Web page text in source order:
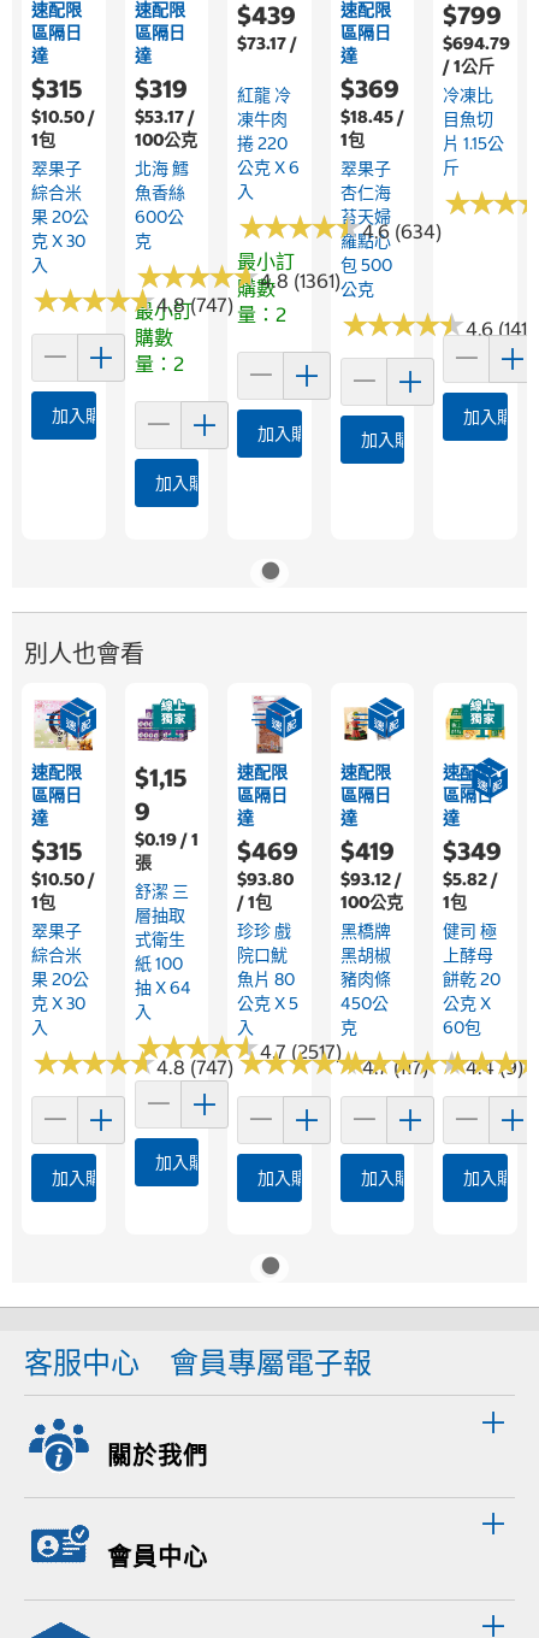
速配限
區隔日
達
$315
$10.50 /
1包
翠果子
綜合米
果 20公
克 X 30
入
★★★★★
★★★★★4.8 (747)
加入購物車
速配限
區隔日
達
$319
$53.17 /
100公克
北海 鱈
魚香絲
600公
克
★★★★★
★★★★★4.8 (1361)
最小訂
購數
量：2
加入購物車
$439
$73.17 /
紅龍 冷
凍牛肉
捲 220
公克 X 6
入
★★★★★
★★★★★4.6 (634)
最小訂
購數
量：2
加入購物車
速配限
區隔日
達
$369
$18.45 /
1包
翠果子
杏仁海
苔天婦
羅點心
包 500
公克
★★★★★
★★★★★4.6 (141)
加入購物車
$799
$694.79
/ 1公斤
冷凍比
目魚切
片 1.15公
斤
★★★
★★★
加入購物
別人也會看
速配限
區隔日
達
$315
$10.50 /
1包
翠果子
綜合米
果 20公
克 X 30
入
★★★★★
★★★★★4.8 (747)
加入購物車
$1,15
9
$0.19 / 1
張
舒潔 三
層抽取
式衛生
紙 100
抽 X 64
入
★★★★★
★★★★★4.7 (2517)
加入購物車
速配限
區隔日
達
$469
$93.80
/ 1包
珍珍 戲
院口魷
魚片 80
公克 X 5
入
★★★★★
★★★★★4.7 (117)
加入購物車
速配限
區隔日
達
$419
$93.12 /
100公克
黑橋牌
黑胡椒
豬肉條
450公
克
★★★★★
★★★★★4.4 (9)
加入購物車
速配限
區隔日
達
$349
$5.82 /
1包
健司 極
上酵母
餅乾 20
公克 X
60包
★★★
★★★
加入購物
客服中心 會員專屬電子報
關於我們
會員中心